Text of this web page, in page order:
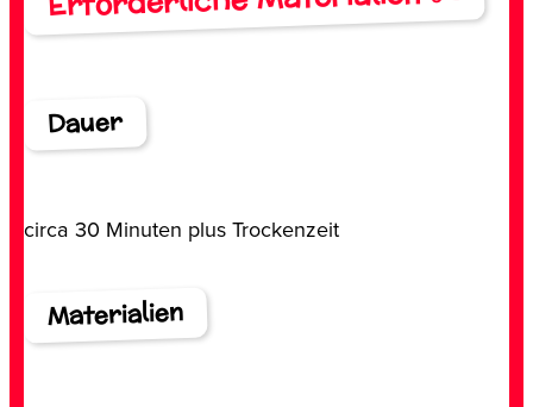
Materialien
Dauer
circa 30 Minuten plus Trockenzeit